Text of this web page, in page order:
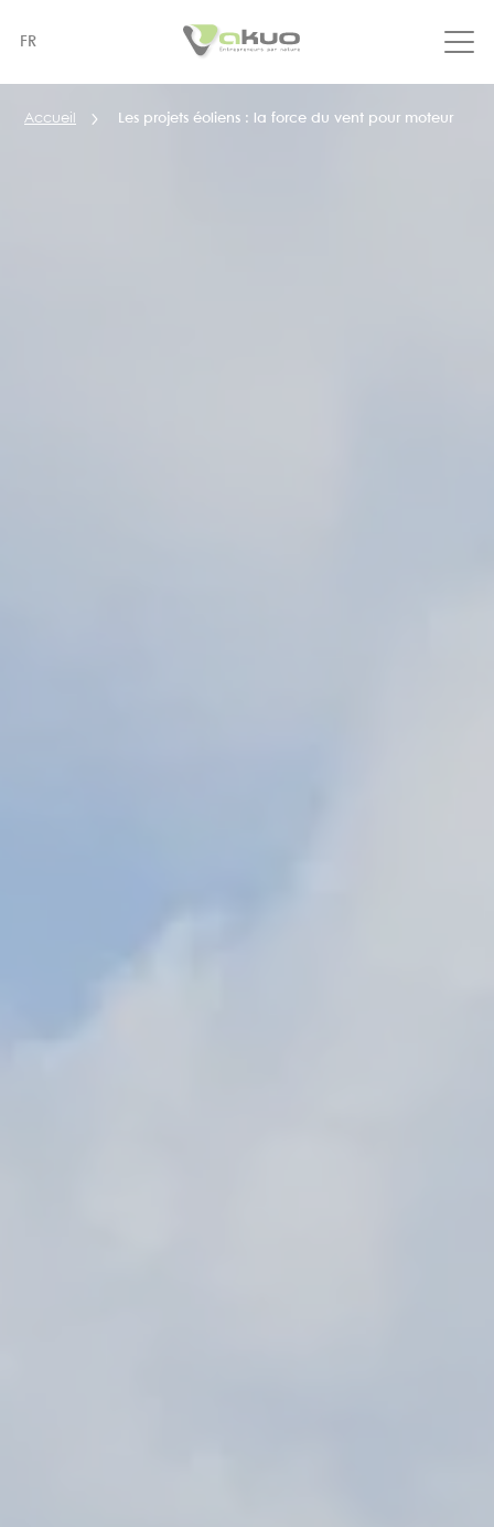
principal
FR
Accueil Les projets éoliens : la force du vent pour moteur